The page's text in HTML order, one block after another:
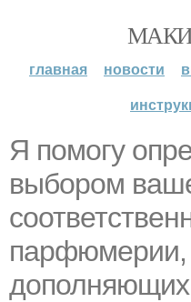
главная новости
Я помогу
выбором
парфюмерии,